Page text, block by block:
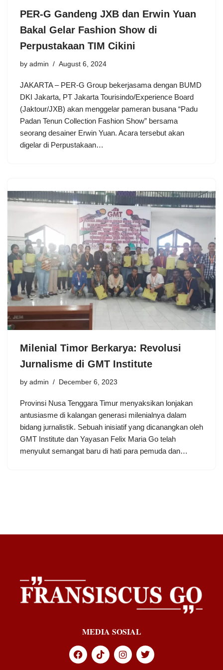
PER-G Gandeng JXB dan Erwin Yuan
Bakal Gelar Fashion Show di
Perpustakaan TIM Cikini
by admin August 6, 2024
JAKARTA – PER-G Group bekerjasama dengan BUMD
DKI Jakarta, PT Jakarta Tourisindo/Experience Board
(Jaktour/JXB) akan menggelar pameran busana “Padu
Padan Tenun Collection Fashion Show” bersama
seorang desainer Erwin Yuan. Acara tersebut akan
digelar di Perpustakaan…
Milenial Timor Berkarya: Revolusi
Jurnalisme di GMT Institute
by admin December 6, 2023
Provinsi Nusa Tenggara Timur menyaksikan lonjakan
antusiasme di kalangan generasi milenialnya dalam
bidang jurnalistik. Sebuah inisiatif yang dicanangkan oleh
GMT Institute dan Yayasan Felix Maria Go telah
menyulut semangat baru di hati para pemuda dan…
MEDIA SOSIAL